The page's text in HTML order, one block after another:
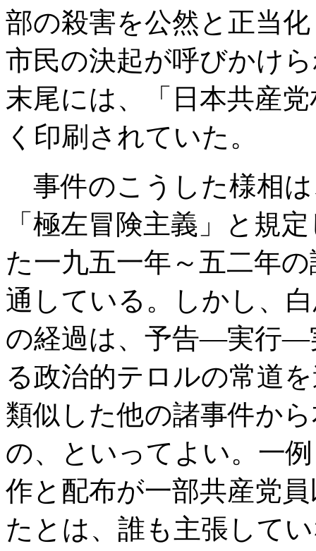
部の殺害を公然と正当
市民の決起が呼びかけ
末尾には、「日本共産
く印刷されていた。
事件のこうした様相
「極左冒険主義」と規
た一九五一年～五二年
通している。しかし、
の経過は、予告―実行―
る政治的テロルの常道
類似した他の諸事件か
の、といってよい。一
作と配布が一部共産党
たとは、誰も主張して